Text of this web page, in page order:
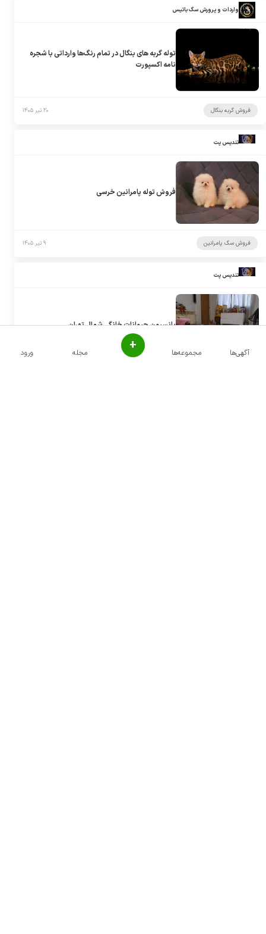
واردات و پرورش سگ باتیس
توله گربه های بنگال در تمام رنگ‌ها وارداتی با شجره
نامه اکسپورت
فروش گربه بنگال ۲۰ تیر ۱۴۰۵
تندیس پت
فروش توله پامرانین خرسی
فروش سگ پامرانین ۹ تیر ۱۴۰۵
تندیس پت
پانسیون حیوانات خانگی شمال تهران
ورود مجله + مجموعه‌ها آگهی‌ها